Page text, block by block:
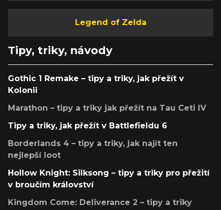
Legend of Zelda
Tipy, triky, návody
Gothic 1 Remake – tipy a triky, jak přežít v
Kolonii
Marathon – tipy a triky jak přežít na Tau Ceti IV
Tipy a triky, jak přežít v Battlefieldu 6
Borderlands 4 – tipy a triky, jak najít ten
nejlepší loot
Hollow Knight: Silksong – tipy a triky pro přežití
v broučím království
Kingdom Come: Deliverance 2 – tipy a triky